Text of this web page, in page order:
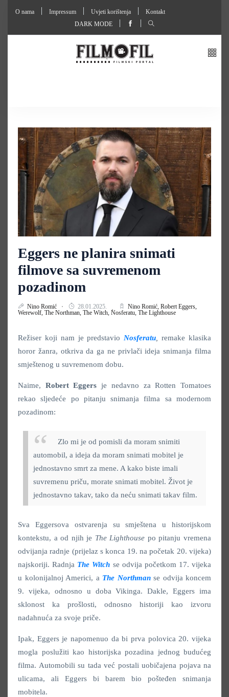
O nama Impressum Uvjeti korištenja
Kontakt
DARK MODE
Eggers ne planira snimati
filmove sa suvremenom
pozadinom
Nino Romić 28.01.2025. Nino Romić, Robert Eggers,
Werewolf, The Northman, The Witch, Nosferatu, The Lighthouse
Režiser koji nam je predstavio Nosferatu ,remake klasika
horor žanra, otkriva da ga ne privlači ideja snimanja filma
smještenog u suvremenom dobu.
Naime, Robert Eggersje nedavno za Rotten Tomatoes
rekao sljedeće po pitanju snimanja filma sa modernom
pozadinom:
Zlo mi je od pomisli da moram snimiti
automobil, a ideja da moram snimati mobitel je
jednostavno smrt za mene. A kako biste imali
suvremenu priču, morate snimati mobitel. Život je
jednostavno takav, tako da neću snimati takav film.
Sva Eggersova ostvarenja su smještena u historijskom
kontekstu, a od njih je The Lighthouse po pitanju vremena
odvijanja radnje (prijelaz s konca 19. na početak 20. vijeka)
najskoriji. Radnja The Witch se odvija početkom 17. vijeka
u kolonijalnoj Americi, a The Northman se odvija koncem
9. vijeka, odnosno u doba Vikinga. Dakle, Eggers ima
sklonost ka prošlosti, odnosno historiji kao izvoru
nadahnuća za svoje priče.
Ipak, Eggers je napomenuo da bi prva polovica 20. vijeka
mogla poslužiti kao historijska pozadina jednog budućeg
filma. Automobili su tada već postali uobičajena pojava na
ulicama, ali Eggers bi barem bio pošteđen snimanja
mobitela.